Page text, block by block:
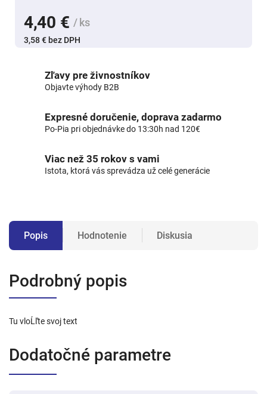
4,40 € / ks
3,58 € bez DPH
Zľavy pre živnostníkov
Objavte výhody B2B
Expresné doručenie, doprava zadarmo
Po-Pia pri objednávke do 13:30h nad 120€
Viac než 35 rokov s vami
Istota, ktorá vás sprevádza už celé generácie
Popis Hodnotenie Diskusia
Podrobný popis
Tu vloĹľte svoj text
Dodatočné parametre